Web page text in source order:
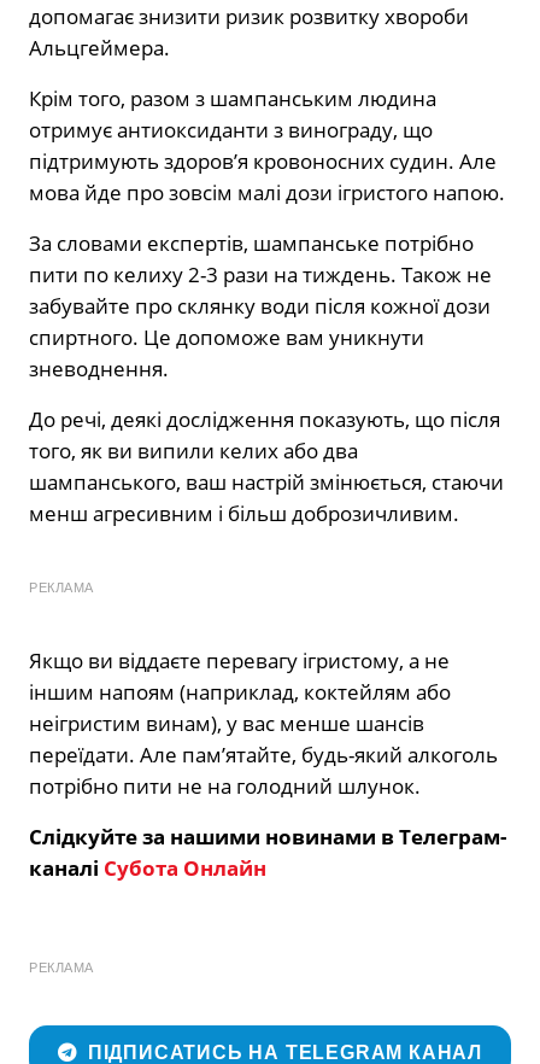
допомагає знизити ризик розвитку хвороби
Альцгеймера.
Крім того, разом з шампанським людина
отримує антиоксиданти з винограду, що
підтримують здоров’я кровоносних судин. Але
мова йде про зовсім малі дози ігристого напою.
За словами експертів, шампанське потрібно
пити по келиху 2-3 рази на тиждень. Також не
забувайте про склянку води після кожної дози
спиртного. Це допоможе вам уникнути
зневоднення.
До речі, деякі дослідження показують, що після
того, як ви випили келих або два
шампанського, ваш настрій змінюється, стаючи
менш агресивним і більш доброзичливим.
РЕКЛАМА
Якщо ви віддаєте перевагу ігристому, а не
іншим напоям (наприклад, коктейлям або
неігристим винам), у вас менше шансів
переїдати. Але пам’ятайте, будь-який алкоголь
потрібно пити не на голодний шлунок.
Слідкуйте за нашими новинами в Телеграм-
каналі Субота Онлайн
РЕКЛАМА
ПІДПИСАТИСЬ НА TELEGRAM КАНАЛ